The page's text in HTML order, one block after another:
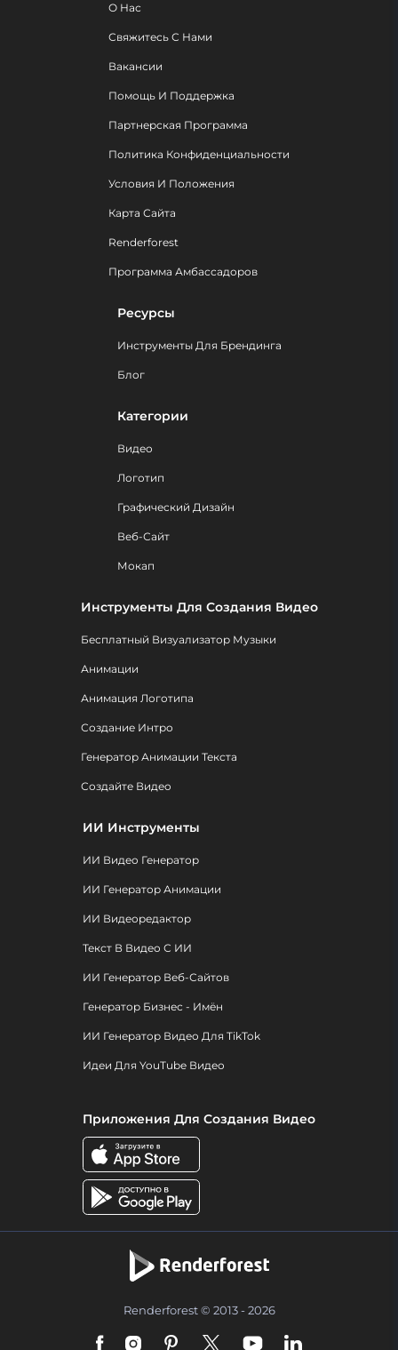
О Нас
Свяжитесь С Нами
Вакансии
Помощь И Поддержка
Партнерская Программа
Политика Конфиденциальности
Условия И Положения
Карта Сайта
Renderforest
Программа Амбассадоров
Ресурсы
Инструменты Для Брендинга
Блог
Категории
Видео
Логотип
Графический Дизайн
Веб-Сайт
Мокап
Инструменты Для Создания Видео
Бесплатный Визуализатор Музыки
Анимации
Анимация Логотипа
Создание Интро
Генератор Анимации Текста
Создайте Видео
ИИ Инструменты
ИИ Видео Генератор
ИИ Генератор Анимации
ИИ Видеоредактор
Текст В Видео С ИИ
ИИ Генератор Веб-Сайтов
Генератор Бизнес - Имён
ИИ Генератор Видео Для TikTok
Идеи Для YouTube Видео
Приложения Для Создания Видео
Renderforest © 2013 - 2026